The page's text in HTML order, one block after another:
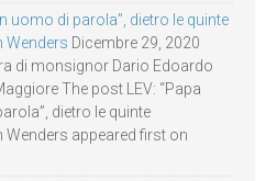
uomo di parola”, dietro le quinte
Wenders Dicembre 29, 2020
di monsignor Dario Edoardo
The post LEV: “Papa
dietro le quinte
Wenders appeared first on